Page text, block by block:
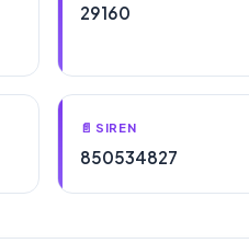
29160
📄 SIREN
850534827